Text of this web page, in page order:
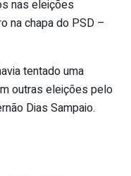
nas eleições
na chapa do PSD –
tentado uma
outras eleições pelo
Dias Sampaio.